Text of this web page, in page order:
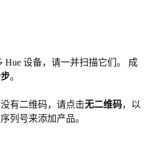
设备，请一并扫描它们。 成
。
有二维码，请点击无二维码，以
列号来添加产品。